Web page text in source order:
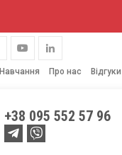
Навчання Про нас Відгуки
+38 095 552 57 96